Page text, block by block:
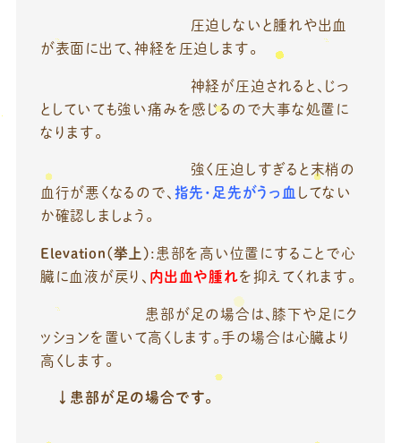
圧迫しないと腫れや出血
が表面に出て、神経を圧迫します。
神経が圧迫されると、じっ
としていても強い痛みを感じるので大事な処置に
なります。
強く圧迫しすぎると末梢の
血行が悪くなるので、 指先・足先がうっ血 してない
か確認しましょう。
Elevation(挙上):患部を高い位置にすることで心
臓に血液が戻り、 内出血や腫れを抑えてくれます。
患部が足の場合は、膝下や足にク
ッションを置いて高くします。手の場合は心臓より
高くします。
↓患部が足の場合です。